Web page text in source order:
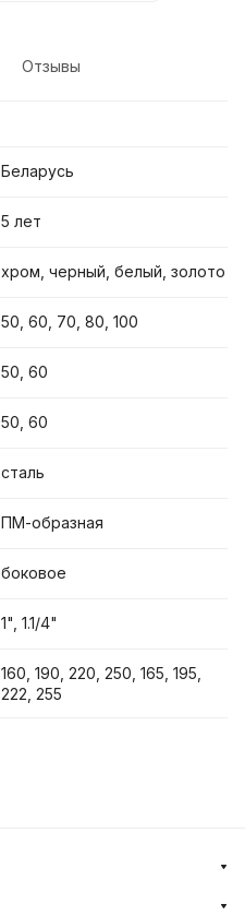
Отзывы
Беларусь
5 лет
хром, черный, белый, золото
50, 60, 70, 80, 100
50, 60
50, 60
сталь
ПМ-образная
боковое
1", 1.1/4"
160, 190, 220, 250, 165, 195,
222, 255